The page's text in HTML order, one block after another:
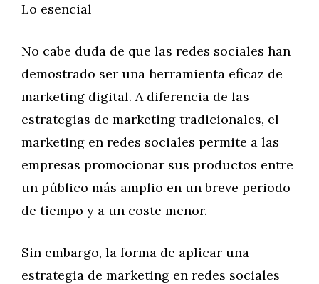
Lo esencial
No cabe duda de que las redes sociales han
demostrado ser una herramienta eficaz de
marketing digital. A diferencia de las
estrategias de marketing tradicionales, el
marketing en redes sociales permite a las
empresas promocionar sus productos entre
un público más amplio en un breve periodo
de tiempo y a un coste menor.
Sin embargo, la forma de aplicar una
estrategia de marketing en redes sociales